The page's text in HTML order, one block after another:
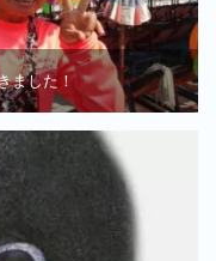
ました！